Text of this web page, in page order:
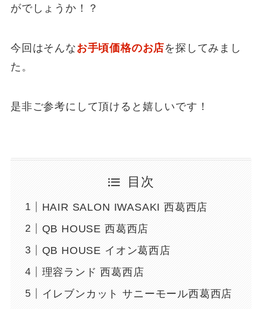
がでしょうか！？
今回はそんなお手頃価格のお店を探してみまし
た。
是非ご参考にして頂けると嬉しいです！
目次
HAIR SALON IWASAKI 西葛西店
QB HOUSE 西葛西店
QB HOUSE イオン葛西店
理容ランド 西葛西店
イレブンカット サニーモール西葛西店